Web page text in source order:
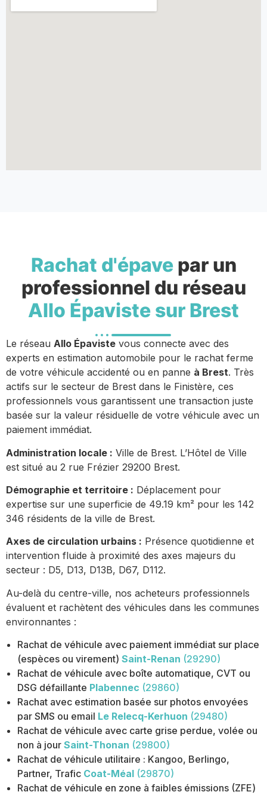
Rachat d'épavepar un
professionnel du réseau
Allo Épaviste sur Brest
Le réseau Allo Épaviste vous connecte avec des
experts en estimation automobile pour le rachat ferme
de votre véhicule accidenté ou en panne à Brest. Très
actifs sur le secteur de Brest dans le Finistère, ces
professionnels vous garantissent une transaction juste
basée sur la valeur résiduelle de votre véhicule avec un
paiement immédiat.
Administration locale : Ville de Brest. L’Hôtel de Ville
est situé au 2 rue Frézier 29200 Brest.
Démographie et territoire : Déplacement pour
expertise sur une superficie de 49.19 km² pour les 142
346 résidents de la ville de Brest.
Axes de circulation urbains : Présence quotidienne et
intervention fluide à proximité des axes majeurs du
secteur : D5, D13, D13B, D67, D112.
Au-delà du centre-ville, nos acheteurs professionnels
évaluent et rachètent des véhicules dans les communes
environnantes :
Rachat de véhicule avec paiement immédiat sur place
(espèces ou virement) Saint-Renan (29290)
Rachat de véhicule avec boîte automatique, CVT ou
DSG défaillante Plabennec (29860)
Rachat avec estimation basée sur photos envoyées
par SMS ou email Le Relecq-Kerhuon (29480)
Rachat de véhicule avec carte grise perdue, volée ou
non à jour Saint-Thonan (29800)
Rachat de véhicule utilitaire : Kangoo, Berlingo,
Partner, Trafic Coat-Méal (29870)
Rachat de véhicule en zone à faibles émissions (ZFE)